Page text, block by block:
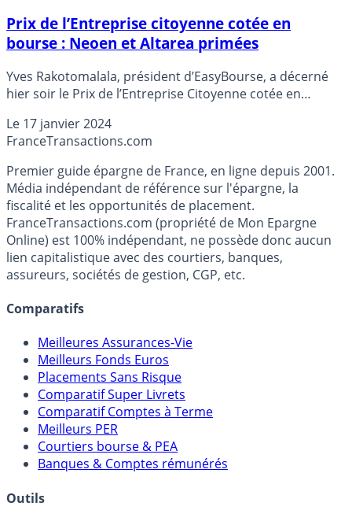
Prix de l’Entreprise citoyenne c​o​tée en
bourse : Neoen et Altarea primées
Yves Rakotomalala, président d’EasyBourse, a décerné
hier soir le Prix de l’Entreprise Citoyenne cotée en
engagements environnementaux, sociétaux et
territoriaux.
Le 17 janvier 2024
FranceTransactions.com
Premier guide épargne de France, en ligne depuis 2001.
Média indépendant de référence sur l'épargne, la
fiscalité et les opportunités de placement.
FranceTransactions.com (propriété de Mon Epargne
Online) est 100% indépendant, ne possède donc aucun
lien capitalistique avec des courtiers, banques,
assureurs, sociétés de gestion, CGP, etc.
Comparatifs
Meilleures Assurances-Vie
Meilleurs Fonds Euros
Placements Sans Risque
Comparatif Super Livrets
Comparatif Comptes à Terme
Meilleurs PER
Courtiers bourse & PEA
Banques & Comptes rémunérés
Outils